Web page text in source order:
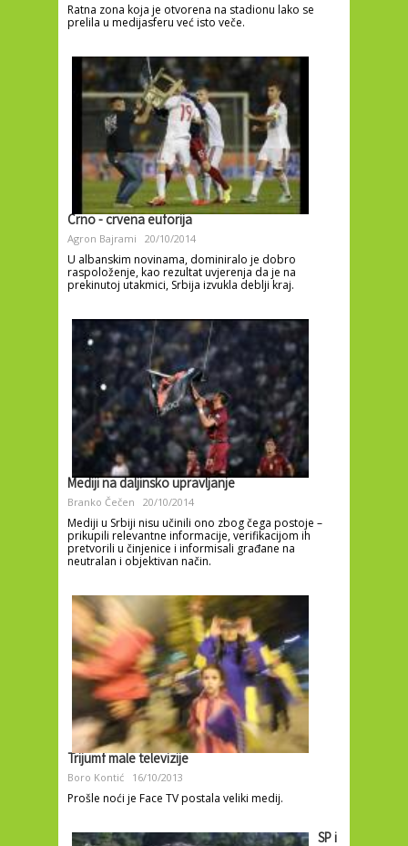
Ratna zona koja je otvorena na stadionu lako se
prelila u medijasferu već isto veče.
Crno - crvena euforija
Agron Bajrami 20/10/2014
U albanskim novinama, dominiralo je dobro
raspoloženje, kao rezultat uvjerenja da je na
prekinutoj utakmici, Srbija izvukla deblji kraj.
Mediji na daljinsko upravljanje
Branko Čečen 20/10/2014
Mediji u Srbiji nisu učinili ono zbog čega postoje –
prikupili relevantne informacije, verifikacijom ih
pretvorili u činjenice i informisali građane na
neutralan i objektivan način.
Trijumf male televizije
Boro Kontić 16/10/2013
Prošle noći je Face TV postala veliki medij.
SP i